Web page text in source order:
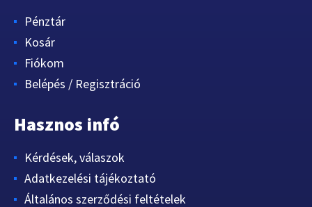
Pénztár
Kosár
Fiókom
Belépés / Regisztráció
Hasznos infó
Kérdések, válaszok
Adatkezelési tájékoztató
Általános szerződési feltételek